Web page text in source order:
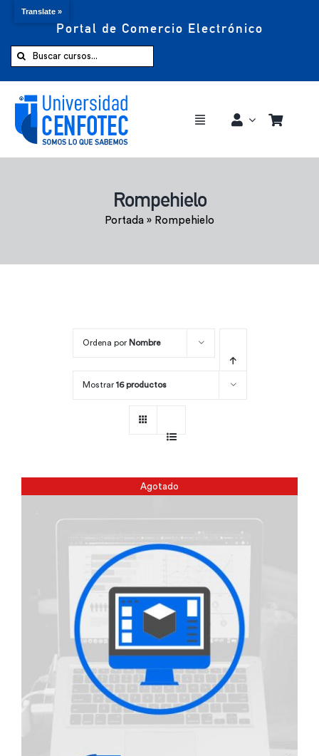
Portal de Comercio Electrónico
Buscar:
Toggle
Comprar ahora
Rompehielo
Portada » Rompehielo
Ordena por Nombre
Mostrar 16 productos
Agotado
Translate »